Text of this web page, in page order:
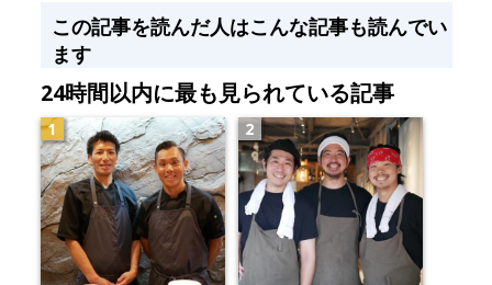
この記事を読んだ人はこんな記事も読んでい
ます
24時間以内に最も見られている記事